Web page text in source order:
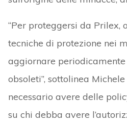
“Per proteggersi da Prilex,
tecniche di protezione nei
aggiornare
obsoleti”, sottolinea Michele
necessario avere delle
su chi debba avere